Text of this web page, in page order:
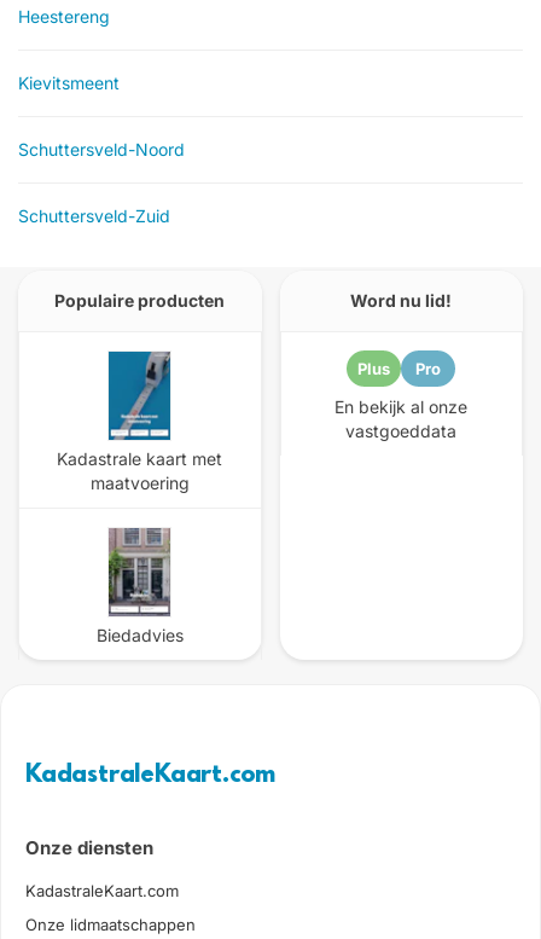
Heestereng
Kievitsmeent
Schuttersveld-Noord
Schuttersveld-Zuid
Populaire producten
Kadastrale kaart met
maatvoering
Biedadvies
Word nu lid!
Plus Pro
En bekijk al onze
vastgoeddata
KadastraleKaart.com
Onze diensten
KadastraleKaart.com
Onze lidmaatschappen